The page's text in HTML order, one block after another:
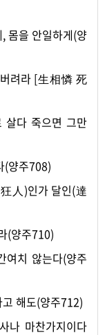
몸을 안일하게(양
려라 [生相憐 死
살다 죽으면 그만
(양주708)
人)인가 달인(達
(양주710)
치 않는다(양주
해도(양주712)
나 마찬가지이다